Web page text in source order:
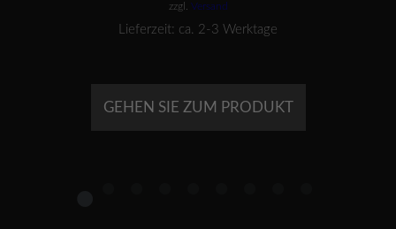
zzgl. Versand
Lieferzeit: ca. 2-3 Werktage
GEHEN SIE ZUM PRODUKT